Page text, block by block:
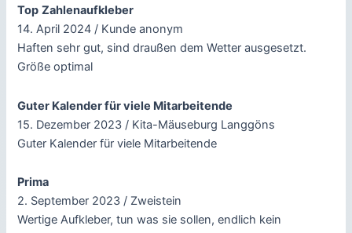
Top Zahlenaufkleber
14. April 2024 / Kunde anonym
Haften sehr gut, sind draußen dem Wetter ausgesetzt.
Größe optimal
Guter Kalender für viele Mitarbeitende
15. Dezember 2023 / Kita-Mäuseburg Langgöns
Guter Kalender für viele Mitarbeitende
Prima
2. September 2023 / Zweistein
Wertige Aufkleber, tun was sie sollen, endlich kein